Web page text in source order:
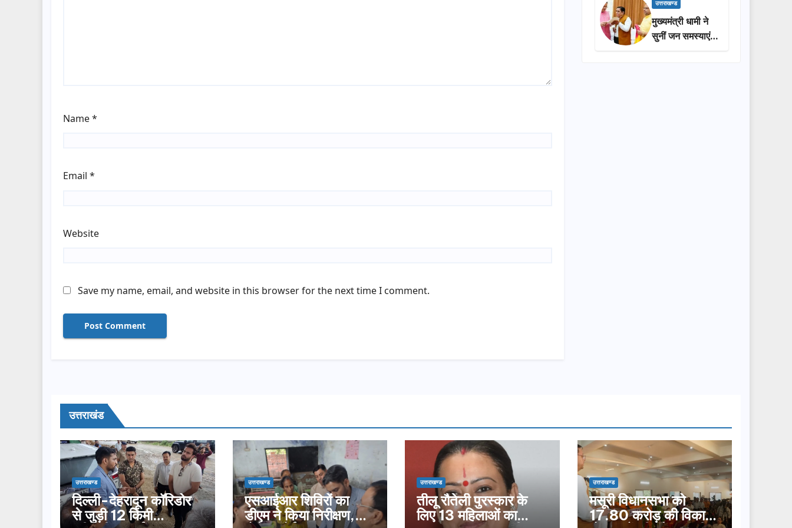
Name*
Email *
Website
Save my name, email, and website in this browser for the next time I comment.
प्रशासन की
सराहना…
उत्तराखण्ड
मुख्यमंत्री धामी ने
सुनीं जन समस्याएं,
अधिकारियों को
उत्तराखंड
उत्तराखण्ड
दिल्ली-देहरादून कॉरिडोर
से जुड़ी 12 किमी
उत्तराखण्ड
एसआईआर शिविरों का
डीएम ने किया निरीक्षण,
उत्तराखण्ड
तीलू रौतेली पुरस्कार के
लिए 13 महिलाओं का
उत्तराखण्ड
मसूरी विधानसभा को
17.80 करोड़ की विकास